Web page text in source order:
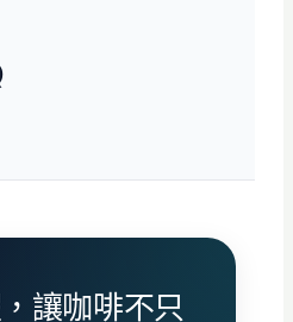
讓咖啡不只